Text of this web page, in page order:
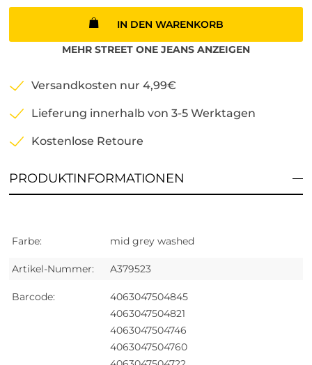
IN DEN WARENKORB
MEHR STREET ONE JEANS ANZEIGEN
Versandkosten nur 4,99€
Lieferung innerhalb von 3-5 Werktagen
Kostenlose Retoure
PRODUKTINFORMATIONEN
Farbe: mid grey washed
Artikel-Nummer: A379523
Barcode:
4063047504845
4063047504821
4063047504746
4063047504760